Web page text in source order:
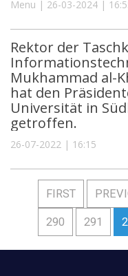
Menu | 26-03-2024 |
Rektor der
Mukhammad al-
hat den
Universität in
getroffen.
26-07-2022 | 16:15
FIRST
290 291